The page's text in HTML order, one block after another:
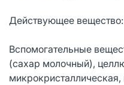
Действующее вещество:
Вспомогательные
(сахар молочный),
микрокристаллическая,